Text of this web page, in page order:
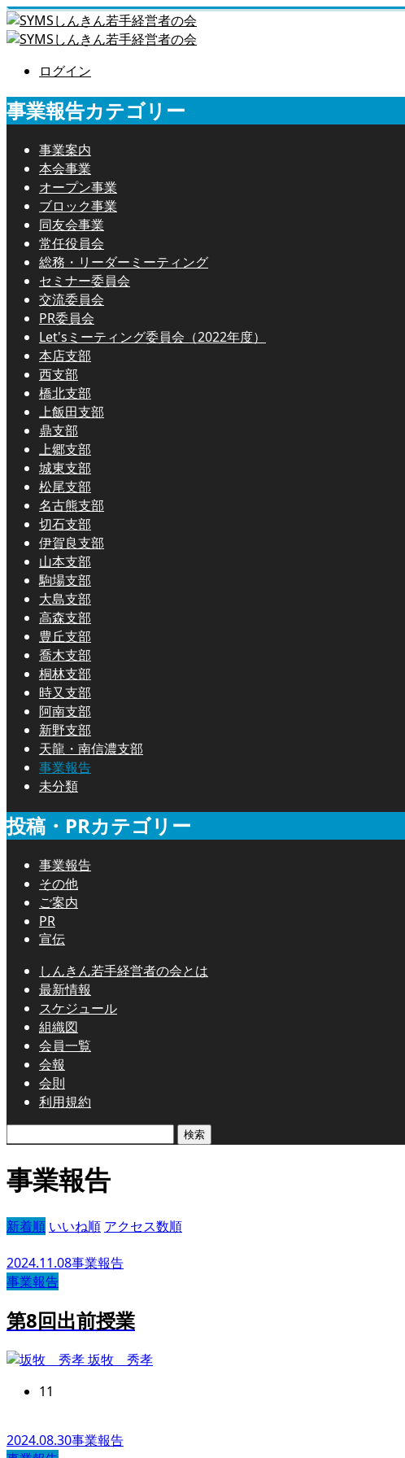
ログイン
事業報告カテゴリー
事業案内
本会事業
オープン事業
ブロック事業
同友会事業
常任役員会
総務・リーダーミーティング
セミナー委員会
交流委員会
PR委員会
Let'sミーティング委員会（2022年度）
本店支部
西支部
橋北支部
上飯田支部
鼎支部
上郷支部
城東支部
松尾支部
名古熊支部
切石支部
伊賀良支部
山本支部
駒場支部
大島支部
高森支部
豊丘支部
喬木支部
桐林支部
時又支部
阿南支部
新野支部
天龍・南信濃支部
事業報告
未分類
投稿・PRカテゴリー
事業報告
その他
ご案内
PR
宣伝
しんきん若手経営者の会とは
最新情報
スケジュール
組織図
会員一覧
会報
会則
利用規約
索:
事業報告
新着順 いいね順 アクセス数順
2024.11.08事業報告
事業報告
第8回出前授業
坂牧 秀孝
11
2024.08.30事業報告